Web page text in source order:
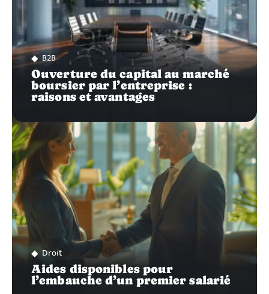
B2B
Ouverture du capital au marché
boursier par l’entreprise :
raisons et avantages
Droit
Aides disponibles pour
l’embauche d’un premier salarié